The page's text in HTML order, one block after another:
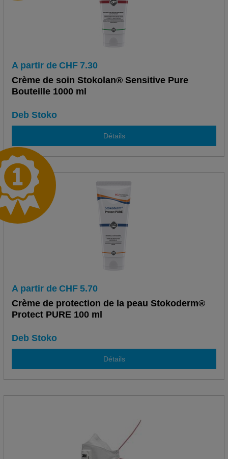
A partir de CHF 7.30
Crème de soin Stokolan® Sensitive Pure
Bouteille 1000 ml
Deb Stoko
Détails
A partir de CHF 5.70
Crème de protection de la peau Stokoderm®
Protect PURE 100 ml
Deb Stoko
Détails